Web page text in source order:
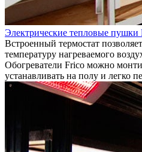
Электрические тепловые пушки
Встроенный термостат
температуру нагреваемого
Обогреватели Frico можно
устанавливать на полу и легко